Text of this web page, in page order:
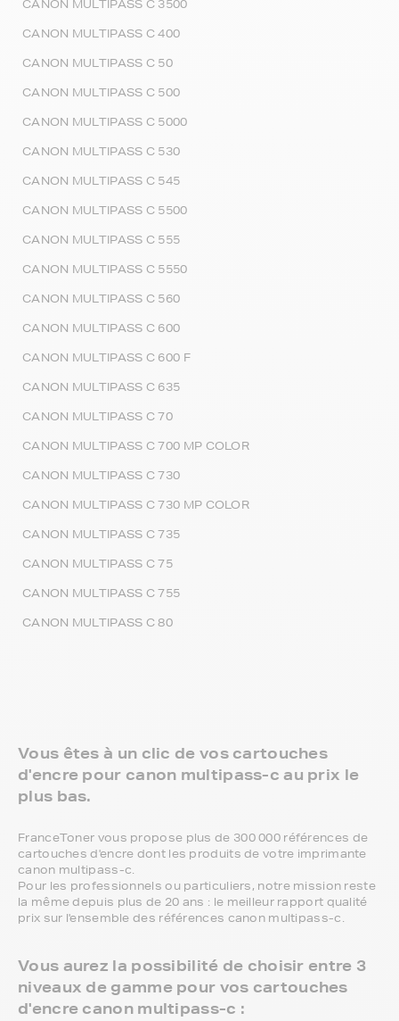
CANON MULTIPASS C 3500
CANON MULTIPASS C 400
CANON MULTIPASS C 50
CANON MULTIPASS C 500
CANON MULTIPASS C 5000
CANON MULTIPASS C 530
CANON MULTIPASS C 545
CANON MULTIPASS C 5500
CANON MULTIPASS C 555
CANON MULTIPASS C 5550
CANON MULTIPASS C 560
CANON MULTIPASS C 600
CANON MULTIPASS C 600 F
CANON MULTIPASS C 635
CANON MULTIPASS C 70
CANON MULTIPASS C 700 MP COLOR
CANON MULTIPASS C 730
CANON MULTIPASS C 730 MP COLOR
CANON MULTIPASS C 735
CANON MULTIPASS C 75
CANON MULTIPASS C 755
CANON MULTIPASS C 80
Vous êtes à un clic de vos cartouches
d'encre pour canon multipass-c au prix le
plus bas.
FranceToner vous propose plus de 300 000 références de
cartouches d'encre dont les produits de votre imprimante
canon multipass-c.
Pour les professionnels ou particuliers, notre mission reste
la même depuis plus de 20 ans : le meilleur rapport qualité
prix sur l'ensemble des références canon multipass-c.
Vous aurez la possibilité de choisir entre 3
niveaux de gamme pour vos cartouches
d'encre canon multipass-c :